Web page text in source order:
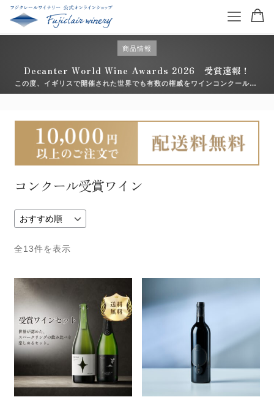
商品一覧
ワイン一覧
白ワイン・オレンジワイン
赤ワイン・ロゼワイン
スパークリングワイン
一升瓶ワイン
商品情報
Decanter World Wine Awards 2026 受賞速報！
この度、イギリスで開催された世界でも有数の権威をワインコンクール
「Decanter World Wine Awards （デキャンタ・ワールド・ワイン・ア
いただけ […]
コンクール受賞ワイン
全13件を表示